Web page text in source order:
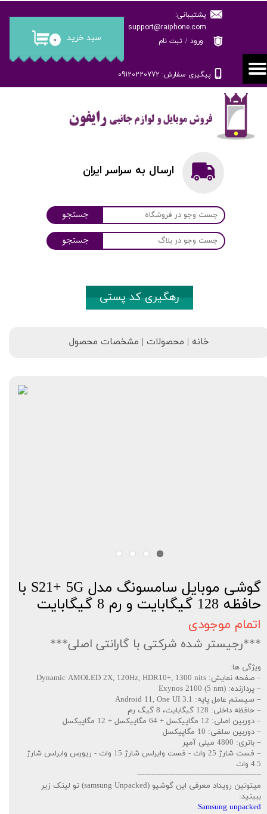
پشتیبانی:
support@raiphone.com
پیگیری سفارش: 09120220772
۰ سبد خرید ورود / ثبت نام
حساب کاربری من
تغییر گذر واژه
سفارشات
خروج از حساب کاربری
جستجو
جستجو
ارسال به سراسر ایران
رهگیری کد پستی
خانه | محصولات | مشخصات محصول
گوشی موبایل سامسونگ مدل S21+ 5G با
حافظه 128 گیگابایت و رم 8 گیگابایت
اتمام موجودی
***رجیستر شده شرکتی با گارانتی اصلی***
ویژگی ها:
– صفحه نمایش: Dynamic AMOLED 2X, 120Hz, HDR10+, 1300 nits
– پردازنده: Exynos 2100 (5 nm)
– سیستم عامل پایه: Android 11, One UI 3.1
– حافظه داخلی: 128 گیگابایت، 8 گیگ رم
– دوربین اصلی: 12 مگاپیکسل + 64 مگاپیکسل + 12 مگاپیکسل
– دوربین سلفی: 10 مگاپیکسل
– باتری: 4800 میلی آمپر
– فست شارژ 25 وات - فست وایرلس شارژ 15 وات - ریورس وایرلس شارژ
4.5 وات
----------------------------------------------------
میتونین رویداد معرفی این گوشیو (samsung Unpacked) تو لینک زیر
ببینید:
Samsung unpacked